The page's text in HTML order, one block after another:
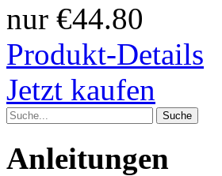
nur €44.80
Produkt-Details
Jetzt kaufen
Anleitungen